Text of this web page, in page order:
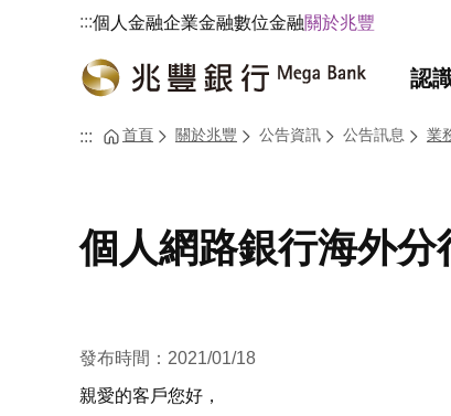
:::個人金融企業金融數位金融關於兆豐
認
::: 首頁 關於兆豐 公告資訊 公告訊息 業
個人網路銀行海外分
發布時間：2021/01/18
親愛的客戶您好，